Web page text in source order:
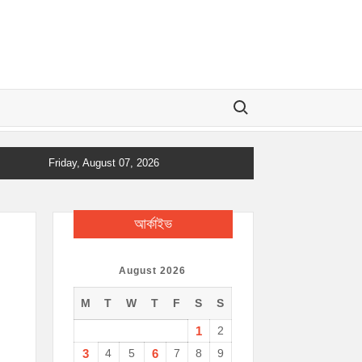
Search for:
Friday, August 07, 2026
আর্কাইভ
August 2026
M T W T F S S
1 2
3 4 5 6 7 8
9